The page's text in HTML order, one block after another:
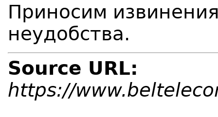
Приносим
неудобства.
Source URL:
https://